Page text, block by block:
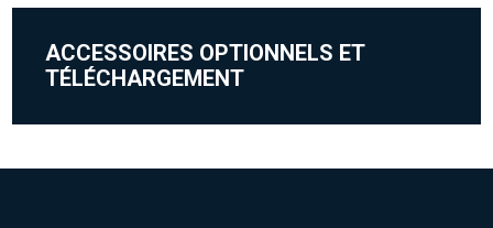
ACCESSOIRES OPTIONNELS ET
TÉLÉCHARGEMENT